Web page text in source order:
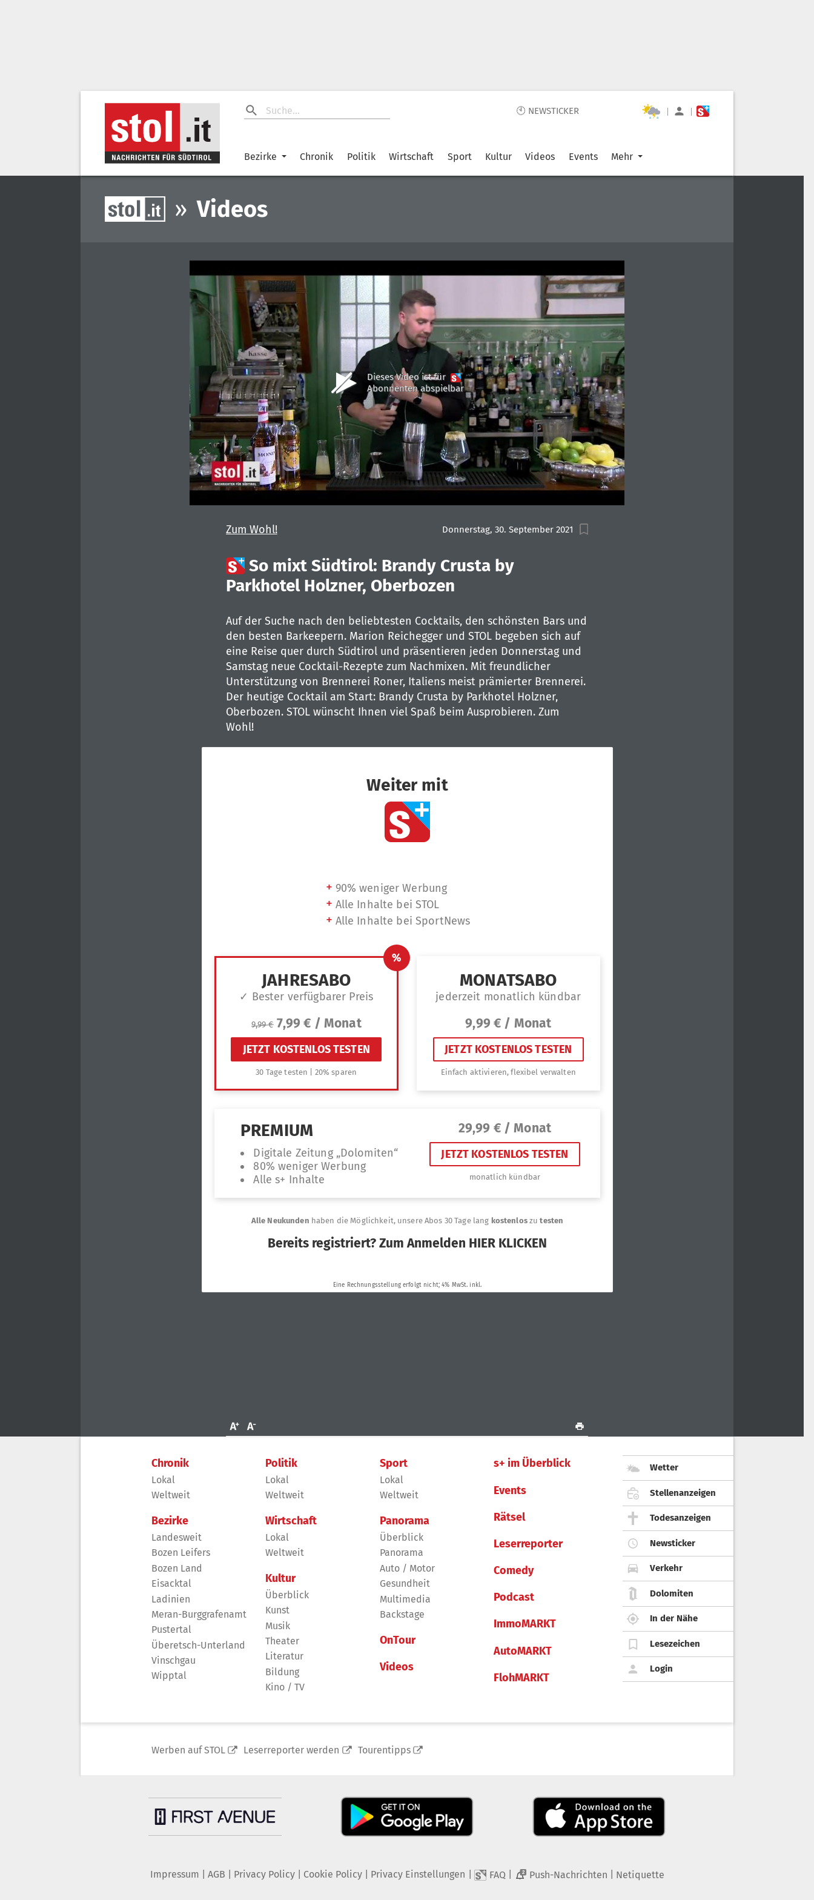
🕙 NEWSTICKER | |
Bezirke Chronik Politik Wirtschaft Sport Kultur Videos Events Mehr
» Videos
Dieses Video ist für
Abonnenten abspielbar
Zum Wohl! Donnerstag, 30. September 2021
So mixt Südtirol: Brandy Crusta by
Parkhotel Holzner, Oberbozen
Auf der Suche nach den beliebtesten Cocktails, den schönsten Bars und
den besten Barkeepern. Marion Reichegger und STOL begeben sich auf
eine Reise quer durch Südtirol und präsentieren jeden Donnerstag und
Samstag neue Cocktail-Rezepte zum Nachmixen. Mit freundlicher
Unterstützung von Brennerei Roner, Italiens meist prämierter Brennerei.
Der heutige Cocktail am Start: Brandy Crusta by Parkhotel Holzner,
Oberbozen. STOL wünscht Ihnen viel Spaß beim Ausprobieren. Zum
Wohl!
Chronik
Lokal
Weltweit
Bezirke
Landesweit
Bozen Leifers
Bozen Land
Eisacktal
Ladinien
Meran-Burggrafenamt
Pustertal
Überetsch-Unterland
Vinschgau
Wipptal
Politik
Lokal
Weltweit
Wirtschaft
Lokal
Weltweit
Kultur
Überblick
Kunst
Musik
Theater
Literatur
Bildung
Kino / TV
Sport
Lokal
Weltweit
Panorama
Überblick
Panorama
Auto / Motor
Gesundheit
Multimedia
Backstage
OnTour
Videos
s+ im Überblick
Events
Rätsel
Leserreporter
Comedy
Podcast
ImmoMARKT
AutoMARKT
FlohMARKT
Wetter
Stellenanzeigen
Todesanzeigen
Newsticker
Verkehr
Dolomiten
In der Nähe
Lesezeichen
Login
Werben auf STOL Leserreporter werden Tourentipps
Impressum AGB Privacy Policy| Cookie Policy| Privacy Einstellungen FAQ 2 Push-Nachrichten Netiquette